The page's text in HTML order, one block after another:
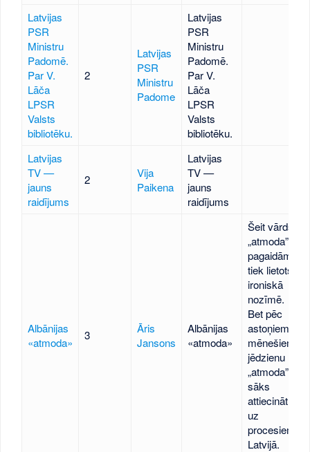
Latvijas
PSR
Ministru
Padomē.
Par V.
Lāča
LPSR
Valsts
bibliotēku.
2
Latvijas
PSR
Ministru
Padome
Latvijas
PSR
Ministru
Padomē.
Par V.
Lāča
LPSR
Valsts
bibliotēku.
Latvijas
TV —
jauns
raidījums
2
Vija
Paikena
Latvijas
TV —
jauns
raidījums
Albānijas
«atmoda»
3
Āris
Jansons
Albānijas
«atmoda»
Šeit vārds
„atmoda”
pagaidām
tiek lietots
ironiskā
nozīmē.
Bet pēc
astoņiem
mēnešiem
jēdzienu
„atmoda”
sāks
attiecināt
uz
procesiem
Latvijā.